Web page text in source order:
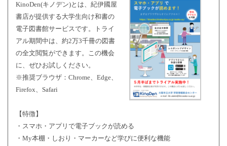
KinoDen(キノデン)とは、紀伊國屋
書店が提供する大学生向け和書の
電子図書館サービスです。トライ
アル期間中は、約2万3千冊の図書
の全文閲覧ができます。この機会
に、ぜひお試しください。
※推奨ブラウザ：Chrome、Edge、
Firefox、Safari
【特徴】
・スマホ・アプリで電子ブックが読める
・My本棚・しおり・マーカーなど学びに便利な機能